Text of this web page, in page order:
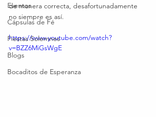
Eventos
Cápsulas de Fé
Fiestas Solemnes
Blogs
Bocaditos de Esperanza
de manera correcta, desafortunadamente
no siempre es así.
https://www.youtube.com/watch?
v=BZZ6MiGsWgE